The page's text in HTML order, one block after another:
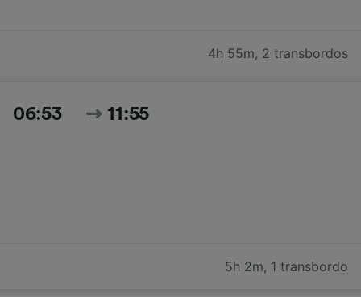
4h 55m, 2 transbordos
06:53 11:55
5h 2m, 1 transbordo